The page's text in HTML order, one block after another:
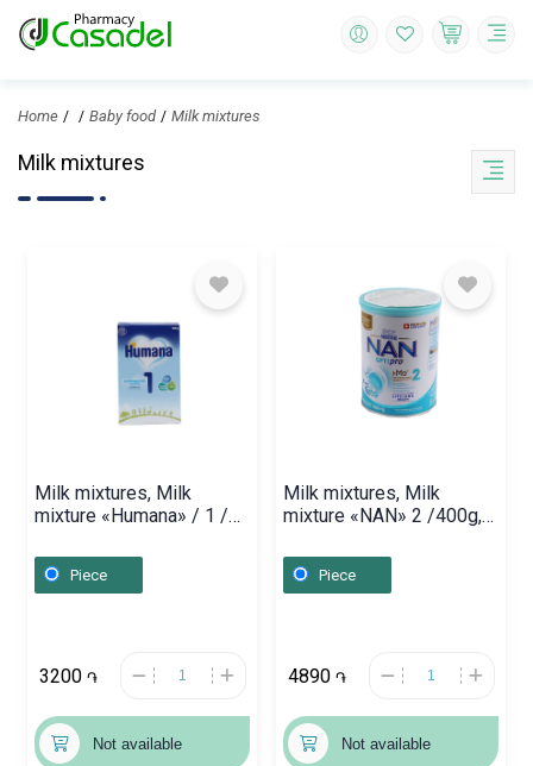
Home Baby food Milk mixtures
Milk mixtures
Milk mixtures, Milk
mixture «Humana» / 1 /
Piece
3200 ֏
Not available
Milk mixtures, Milk
mixture «NAN» 2 /400g,
Piece
4890 ֏
Not available